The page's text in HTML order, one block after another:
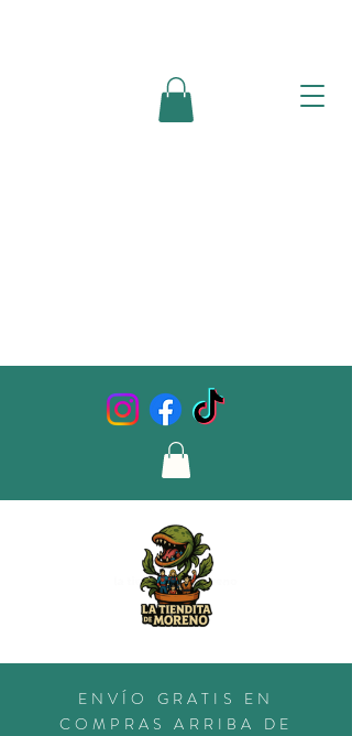
ENVÍO GRATIS EN
COMPRAS ARRIBA DE